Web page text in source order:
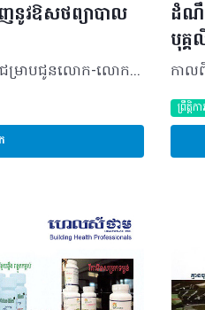
នូវឱសថព្យាបាល
ក្រសួងសុខាភិបាលមានកត្តិយសសូមជម្រាបជូនលោក-លោកស្រីវេជ្ជបណ្ឌិត ឱសថការីដែលទទួលខុសត្រូវគ្រឹះស្ថានអាហរ័ណនីហរ័ណឱសថ គ្រឹះស្ថានលក់ឱសថ អាជីវករ និងប្រជាពលរដ្ឋទាំងអស់ឲ្យបានជ្រាបថា៖ យោងតាម ASEAN POST-MARKETING ALERT SYSTEM ដែលរាយការណ៍ដោយ Health Sciences Authority របស់សាធារណរដ្ឋសិង្ហបុរី ចុះថ្ងៃទី២៨ ខែមីនា ឆ្នាំ២០១៩ និងរាយការណ៍ដោយ Food and Drug Administration របស់ព្រះរាជាណាចក្រថៃ ចុះថ្ងៃទី១៤ ខែមីនា ឆ្នាំ២០១៩ បានតម្រូវឲ្យប្រមូលពីទីផ្សារវិញនូវឱសថព្យាបាលជំងឺលើសសម្ពាធឈាមឈ្មោះ Losartan មានផ្ទុកសារជាតិគីមី Nitrosamine Impurity (N-Nitroso-N-methyl-4-am-inobutyric acid “NMBA”) លើសកម្រិតស្តង់ដារដែលច្បាប់បានអនុញ្ញាត និងអាចបង្កឲ្យមានជំងឺមហារីក។ ឱសថ Losartan ដែលតម្រូវឲ្យប្រមូលពីទីផ្សារវិញនៅសាធារណរដ្ឋសិង្ហបុរី និងព្រះរាជាណាចក្រថៃមានដូចខាងក្រោម៖ ១. HYPERTEN Tablet មានសារធាតុសកម្ម Losartan Potassium កម្រិត ៥០mg, ១០០mg គ្រឹះស្ថានផលិត និងប្រទេស MACLEODS Pharmaceuticals Ltd., India គ្មានក្រុមហ៊ុននាំចូល និងគ្មានលេខបញ្ជិកា ២. Losagen Tablet មានសារធាតុសកម្ម Losartan Potassium កម្រិត ៥០mg, ១០០mg គ្រឹះស្ថានផលិត និងប្រទេស HETERO LABS LIMITED, India គ្មានក្រុមហ៊ុននាំចូល និងគ្មានលេខបញ្ជិកា ៣. LOSARTAS Tablet មានសារធាតុសកម្ម Losartan Potassium កម្រិត ៥០mg, ១០០mg គ្រឹះស្ថានផលិត និងប្រទេស INTAS PHARMACETICALS LTD., India គ្មានក្រុមហ៊ុននាំចូល និងគ្មានលេខបញ្ជិកា ៤. LANZAAR Tablet មានសារធាតុសកម្ម Losartan Potassium កម្រិត ៥០mg, ១០០mg គ្រឹះស្ថានផលិត និងប្រទេស Berlin Pharmaceutical Industry Co., Ltd., Thailand គ្មានក្រុមហ៊ុននាំចូល និងគ្មានលេខបញ្ជិកា។ បន្ទាប់ពីទទួលបានព័ត៌មាននេះ ក្រសួងសុខាភិបាលបានតាមដានយ៉ាងយកចិត្តទុកដាក់ ហើយពិនិត្យឃើញថាក្នុងចំណោមឱសថ Losartan ទាំងអស់ដែលផលិតដោយគ្រឹះស្ថានផលិតផលឱសថទាំងបួនខាងលើនេះពុំមានចុះបញ្ជិកានៅក្នុងព្រះរាជាណាចក្រកម្ពុជាឡើយ។ ប្រសិនបើបងប្អូនប្រជាពលរដ្ឋបានជួបឬប្រទះឃើញឱសថទាំងអស់ខាងលើនេះមានចរាចរណ៍ក្នុងព្រះរាជាណាចក្រកម្ពុជា សូមទំនាក់ទំនងតាមរយៈលេខទូរស័ព្ទ៖ ០១១ ៥៧៤ ៧៨៧, ០១២ ៩៨៣ ៣៣៤, ០១៧ ៦០៦ ៦៧០, ០១៧ ៨៦៦ ៧៦០។ ©2019 រក្សាសិទ្ធិគ្រប់យ៉ាង​ដោយ Healthtime Corporation ចំពោះគ្រប់អត្ថបទដោយគ្មានផ្នែកណាមួយត្រូវបោះពុម្ពផ្សាយចូល ប្រព័ន្ធអុីនធឺណែតឧបករណ៍អេឡិចត្រូនិកអាត់ជាសំឡេងឬថតចំលងគ្រប់រូបភាពដោយគ្មានការអនុញ្ញាតឡើយ
ដំណឹ
បុគ្
ព្រឹត្តិ